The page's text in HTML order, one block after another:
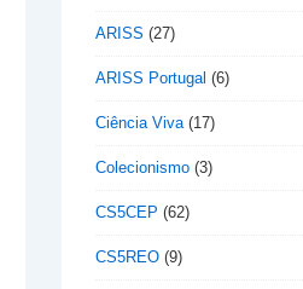
ARISS (27)
ARISS Portugal (6)
Ciência Viva(17)
Colecionismo (3)
CS5CEP (62)
CS5REO (9)